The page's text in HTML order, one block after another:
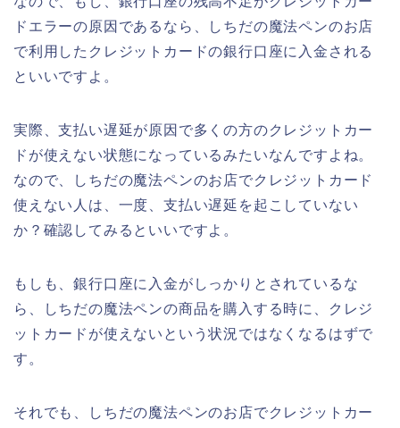
ドエラーの原因であるなら、しちだの魔法ペンのお店
で利用したクレジットカードの銀行口座に入金される
といいですよ。
実際、支払い遅延が原因で多くの方のクレジットカー
ドが使えない状態になっているみたいなんですよね。
なので、しちだの魔法ペンのお店でクレジットカード
使えない人は、一度、支払い遅延を起こしていない
か？確認してみるといいですよ。
もしも、銀行口座に入金がしっかりとされているな
ら、しちだの魔法ペンの商品を購入する時に、クレジ
ットカードが使えないという状況ではなくなるはずで
す。
それでも、しちだの魔法ペンのお店でクレジットカー